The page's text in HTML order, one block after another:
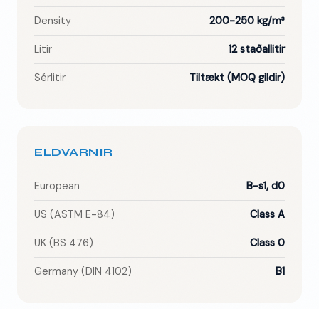
Density 200-250 kg/m³
Litir 12 staðallitir
Sérlitir Tiltækt (MOQ gildir)
ELDVARNIR
European B-s1, d0
US (ASTM E-84) Class A
UK (BS 476) Class 0
Germany (DIN 4102) B1